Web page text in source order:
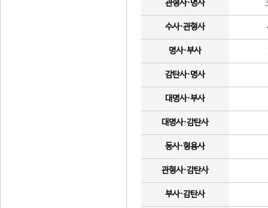
관형사·명사
수사·관형사
명사·부사
감탄사·명사
대명사·부사
대명사·감탄사
동사·형용사
관형사·감탄사
부사·감탄사